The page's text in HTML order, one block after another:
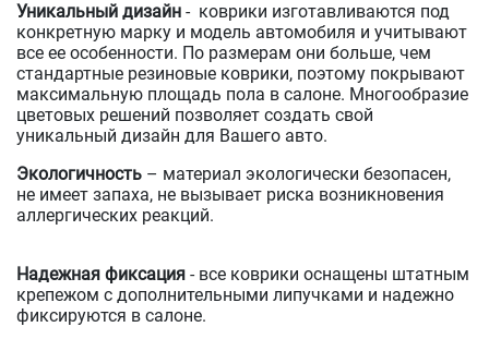
Уникальный дизайн - коврики изготавливаются под
конкретную марку и модель автомобиля и учитывают
все ее особенности. По размерам они больше, чем
стандартные резиновые коврики, поэтому покрывают
максимальную площадь пола в салоне. Многообразие
цветовых решений позволяет создать свой
уникальный дизайн для Вашего авто.
Экологичность – материал экологически безопасен,
не имеет запаха, не вызывает риска возникновения
аллергических реакций.
Надежная фиксация - все коврики оснащены штатным
крепежом с дополнительными липучками и надежно
фиксируются в салоне.